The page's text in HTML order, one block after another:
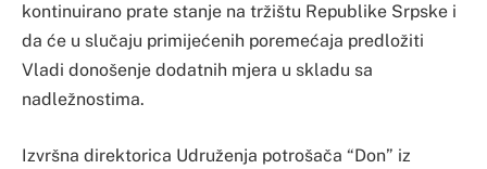
kontinuirano prate stanje na tržištu Republike Srpske i
da će u slučaju primijećenih poremećaja predložiti
Vladi donošenje dodatnih mjera u skladu sa
nadležnostima.
Izvršna direktorica Udruženja potrošača “Don” iz